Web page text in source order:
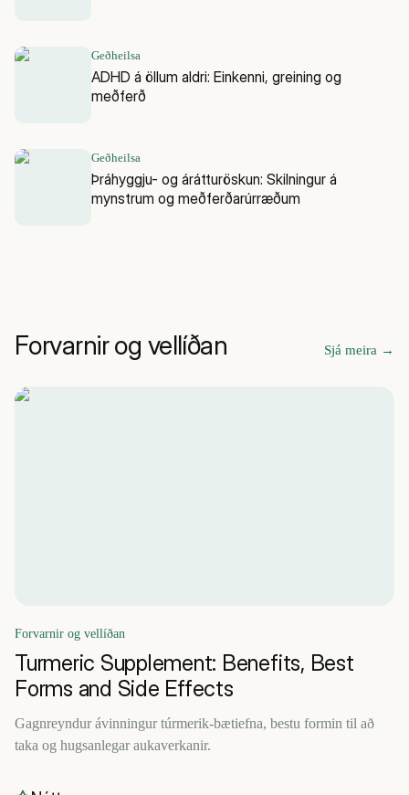
Geðheilsa
ADHD á öllum aldri: Einkenni, greining og
meðferð
Geðheilsa
Þráhyggju- og árátturöskun: Skilningur á
mynstrum og meðferðarúrræðum
Forvarnir og vellíðan Sjá meira →
Forvarnir og vellíðan
Turmeric Supplement: Benefits, Best
Forms and Side Effects
Gagnreyndur ávinningur túrmerik-bætiefna, bestu formin til að
taka og hugsanlegar aukaverkanir.